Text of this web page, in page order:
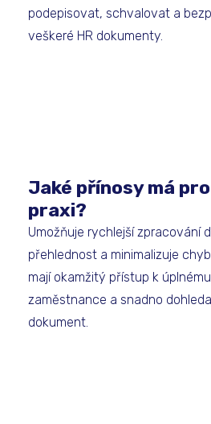
podepisovat, schvalovat a
veškeré HR dokumenty.
Jaké přínosy má
praxi?
Umožňuje rychlejší zpracování
přehlednost a minimalizuje
mají okamžitý přístup k
zaměstnance a snadno
dokument.